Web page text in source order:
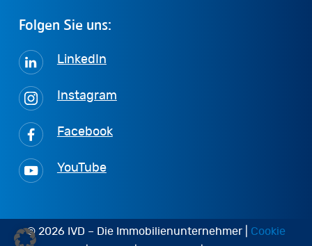
Folgen Sie uns:
LinkedIn
Instagram
Facebook
YouTube
© 2026 IVD – Die Immobilienunternehmer | Cookie